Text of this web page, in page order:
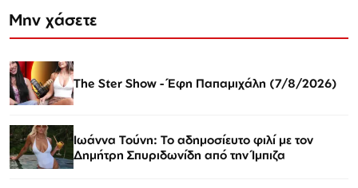
Μην χάσετε
The Ster Show - Έφη Παπαμιχάλη (7/8/2026)
Ιωάννα Τούνη: Το αδημοσίευτο φιλί με τον
Δημήτρη Σπυριδωνίδη από την Ίμπιζα